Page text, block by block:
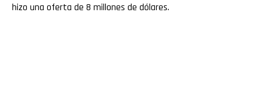
hizo una oferta de 8 millones de dólares.